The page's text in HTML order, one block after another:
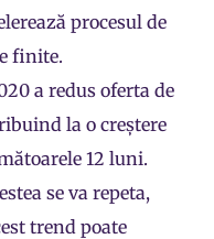
procesul de
finite.
a redus oferta de
la o creștere
12 luni.
se va repeta,
trend poate